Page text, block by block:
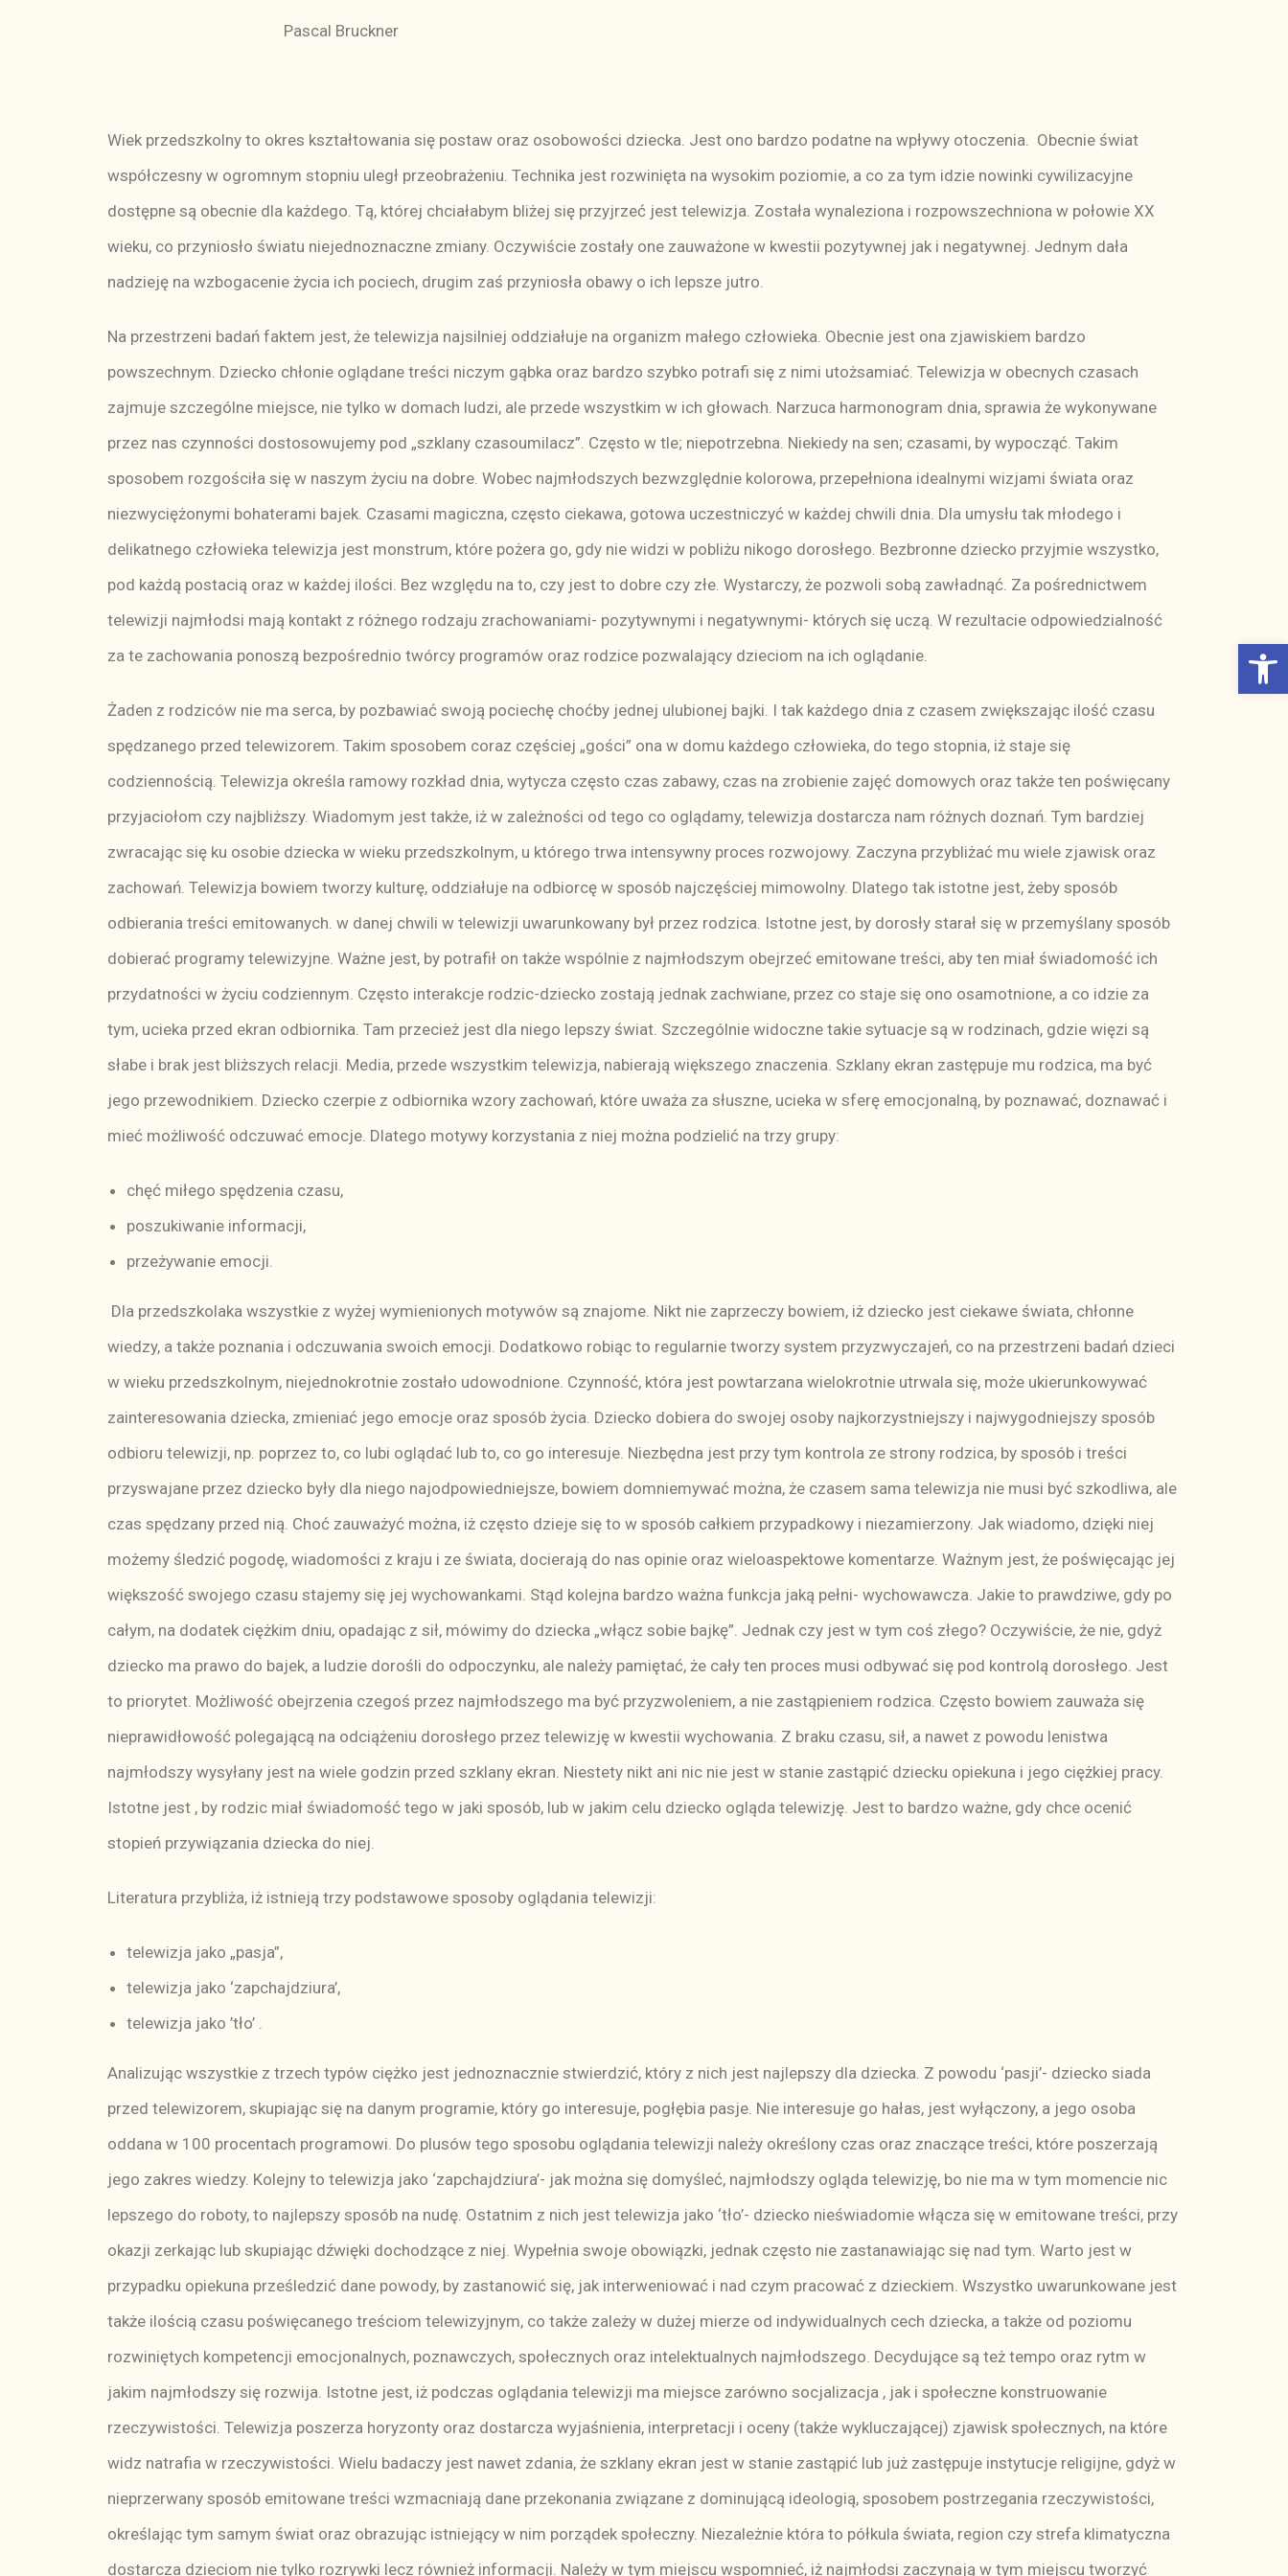
Otwórz Pasek narzędzi
Pascal Bruckner
Wiek przedszkolny to okres kształtowania się postaw oraz osobowości dziecka. Jest ono bardzo podatne na wpływy otoczenia. Obecnie świat
współczesny w ogromnym stopniu uległ przeobrażeniu. Technika jest rozwinięta na wysokim poziomie, a co za tym idzie nowinki cywilizacyjne
dostępne są obecnie dla każdego. Tą, której chciałabym bliżej się przyjrzeć jest telewizja. Została wynaleziona i rozpowszechniona w połowie XX
wieku, co przyniosło światu niejednoznaczne zmiany. Oczywiście zostały one zauważone w kwestii pozytywnej jak i negatywnej. Jednym dała
nadzieję na wzbogacenie życia ich pociech, drugim zaś przyniosła obawy o ich lepsze jutro.
Na przestrzeni badań faktem jest, że telewizja najsilniej oddziałuje na organizm małego człowieka. Obecnie jest ona zjawiskiem bardzo
powszechnym. Dziecko chłonie oglądane treści niczym gąbka oraz bardzo szybko potrafi się z nimi utożsamiać. Telewizja w obecnych czasach
zajmuje szczególne miejsce, nie tylko w domach ludzi, ale przede wszystkim w ich głowach. Narzuca harmonogram dnia, sprawia że wykonywane
przez nas czynności dostosowujemy pod „szklany czasoumilacz”. Często w tle; niepotrzebna. Niekiedy na sen; czasami, by wypocząć. Takim
sposobem rozgościła się w naszym życiu na dobre. Wobec najmłodszych bezwzględnie kolorowa, przepełniona idealnymi wizjami świata oraz
niezwyciężonymi bohaterami bajek. Czasami magiczna, często ciekawa, gotowa uczestniczyć w każdej chwili dnia. Dla umysłu tak młodego i
delikatnego człowieka telewizja jest monstrum, które pożera go, gdy nie widzi w pobliżu nikogo dorosłego. Bezbronne dziecko przyjmie wszystko,
pod każdą postacią oraz w każdej ilości. Bez względu na to, czy jest to dobre czy złe. Wystarczy, że pozwoli sobą zawładnąć. Za pośrednictwem
telewizji najmłodsi mają kontakt z różnego rodzaju zrachowaniami- pozytywnymi i negatywnymi- których się uczą. W rezultacie odpowiedzialność
za te zachowania ponoszą bezpośrednio twórcy programów oraz rodzice pozwalający dzieciom na ich oglądanie.
Żaden z rodziców nie ma serca, by pozbawiać swoją pociechę choćby jednej ulubionej bajki. I tak każdego dnia z czasem zwiększając ilość czasu
spędzanego przed telewizorem. Takim sposobem coraz częściej „gości” ona w domu każdego człowieka, do tego stopnia, iż staje się
codziennością. Telewizja określa ramowy rozkład dnia, wytycza często czas zabawy, czas na zrobienie zajęć domowych oraz także ten poświęcany
przyjaciołom czy najbliższy. Wiadomym jest także, iż w zależności od tego co oglądamy, telewizja dostarcza nam różnych doznań. Tym bardziej
zwracając się ku osobie dziecka w wieku przedszkolnym, u którego trwa intensywny proces rozwojowy. Zaczyna przybliżać mu wiele zjawisk oraz
zachowań. Telewizja bowiem tworzy kulturę, oddziałuje na odbiorcę w sposób najczęściej mimowolny. Dlatego tak istotne jest, żeby sposób
odbierania treści emitowanych. w danej chwili w telewizji uwarunkowany był przez rodzica. Istotne jest, by dorosły starał się w przemyślany sposób
dobierać programy telewizyjne. Ważne jest, by potrafił on także wspólnie z najmłodszym obejrzeć emitowane treści, aby ten miał świadomość ich
przydatności w życiu codziennym. Często interakcje rodzic-dziecko zostają jednak zachwiane, przez co staje się ono osamotnione, a co idzie za
tym, ucieka przed ekran odbiornika. Tam przecież jest dla niego lepszy świat. Szczególnie widoczne takie sytuacje są w rodzinach, gdzie więzi są
słabe i brak jest bliższych relacji. Media, przede wszystkim telewizja, nabierają większego znaczenia. Szklany ekran zastępuje mu rodzica, ma być
jego przewodnikiem. Dziecko czerpie z odbiornika wzory zachowań, które uważa za słuszne, ucieka w sferę emocjonalną, by poznawać, doznawać i
mieć możliwość odczuwać emocje. Dlatego motywy korzystania z niej można podzielić na trzy grupy:
chęć miłego spędzenia czasu,
poszukiwanie informacji,
przeżywanie emocji.
Dla przedszkolaka wszystkie z wyżej wymienionych motywów są znajome. Nikt nie zaprzeczy bowiem, iż dziecko jest ciekawe świata, chłonne
wiedzy, a także poznania i odczuwania swoich emocji. Dodatkowo robiąc to regularnie tworzy system przyzwyczajeń, co na przestrzeni badań dzieci
w wieku przedszkolnym, niejednokrotnie zostało udowodnione. Czynność, która jest powtarzana wielokrotnie utrwala się, może ukierunkowywać
zainteresowania dziecka, zmieniać jego emocje oraz sposób życia. Dziecko dobiera do swojej osoby najkorzystniejszy i najwygodniejszy sposób
odbioru telewizji, np. poprzez to, co lubi oglądać lub to, co go interesuje. Niezbędna jest przy tym kontrola ze strony rodzica, by sposób i treści
przyswajane przez dziecko były dla niego najodpowiedniejsze, bowiem domniemywać można, że czasem sama telewizja nie musi być szkodliwa, ale
czas spędzany przed nią. Choć zauważyć można, iż często dzieje się to w sposób całkiem przypadkowy i niezamierzony. Jak wiadomo, dzięki niej
możemy śledzić pogodę, wiadomości z kraju i ze świata, docierają do nas opinie oraz wieloaspektowe komentarze. Ważnym jest, że poświęcając jej
większość swojego czasu stajemy się jej wychowankami. Stąd kolejna bardzo ważna funkcja jaką pełni- wychowawcza. Jakie to prawdziwe, gdy po
całym, na dodatek ciężkim dniu, opadając z sił, mówimy do dziecka „włącz sobie bajkę”. Jednak czy jest w tym coś złego? Oczywiście, że nie, gdyż
dziecko ma prawo do bajek, a ludzie dorośli do odpoczynku, ale należy pamiętać, że cały ten proces musi odbywać się pod kontrolą dorosłego. Jest
to priorytet. Możliwość obejrzenia czegoś przez najmłodszego ma być przyzwoleniem, a nie zastąpieniem rodzica. Często bowiem zauważa się
nieprawidłowość polegającą na odciążeniu dorosłego przez telewizję w kwestii wychowania. Z braku czasu, sił, a nawet z powodu lenistwa
najmłodszy wysyłany jest na wiele godzin przed szklany ekran. Niestety nikt ani nic nie jest w stanie zastąpić dziecku opiekuna i jego ciężkiej pracy.
Istotne jest , by rodzic miał świadomość tego w jaki sposób, lub w jakim celu dziecko ogląda telewizję. Jest to bardzo ważne, gdy chce ocenić
stopień przywiązania dziecka do niej.
Literatura przybliża, iż istnieją trzy podstawowe sposoby oglądania telewizji:
telewizja jako „pasja”,
telewizja jako ‘zapchajdziura’,
telewizja jako ’tło’ .
Analizując wszystkie z trzech typów ciężko jest jednoznacznie stwierdzić, który z nich jest najlepszy dla dziecka. Z powodu ‘pasji’- dziecko siada
przed telewizorem, skupiając się na danym programie, który go interesuje, pogłębia pasje. Nie interesuje go hałas, jest wyłączony, a jego osoba
oddana w 100 procentach programowi. Do plusów tego sposobu oglądania telewizji należy określony czas oraz znaczące treści, które poszerzają
jego zakres wiedzy. Kolejny to telewizja jako ‘zapchajdziura’- jak można się domyśleć, najmłodszy ogląda telewizję, bo nie ma w tym momencie nic
lepszego do roboty, to najlepszy sposób na nudę. Ostatnim z nich jest telewizja jako ‘tło’- dziecko nieświadomie włącza się w emitowane treści, przy
okazji zerkając lub skupiając dźwięki dochodzące z niej. Wypełnia swoje obowiązki, jednak często nie zastanawiając się nad tym. Warto jest w
przypadku opiekuna prześledzić dane powody, by zastanowić się, jak interweniować i nad czym pracować z dzieckiem. Wszystko uwarunkowane jest
także ilością czasu poświęcanego treściom telewizyjnym, co także zależy w dużej mierze od indywidualnych cech dziecka, a także od poziomu
rozwiniętych kompetencji emocjonalnych, poznawczych, społecznych oraz intelektualnych najmłodszego. Decydujące są też tempo oraz rytm w
jakim najmłodszy się rozwija. Istotne jest, iż podczas oglądania telewizji ma miejsce zarówno socjalizacja , jak i społeczne konstruowanie
rzeczywistości. Telewizja poszerza horyzonty oraz dostarcza wyjaśnienia, interpretacji i oceny (także wykluczającej) zjawisk społecznych, na które
widz natrafia w rzeczywistości. Wielu badaczy jest nawet zdania, że szklany ekran jest w stanie zastąpić lub już zastępuje instytucje religijne, gdyż w
nieprzerwany sposób emitowane treści wzmacniają dane przekonania związane z dominującą ideologią, sposobem postrzegania rzeczywistości,
określając tym samym świat oraz obrazując istniejący w nim porządek społeczny. Niezależnie która to półkula świata, region czy strefa klimatyczna
dostarcza dzieciom nie tylko rozrywki lecz również informacji. Należy w tym miejscu wspomnieć, iż najmłodsi zaczynają w tym miejscu tworzyć